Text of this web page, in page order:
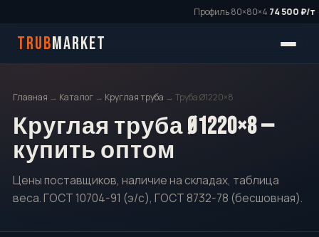
Профиль 80×80×474 500 ₽/т·
TRUBMARKET
Главная → Каталог → Круглая труба → Труба Ø1220×8
Круглая труба Ø1220×8 —
купить оптом
Цены поставщиков, наличие на складах, таблица
веса. ГОСТ 10704-91 (э/с), ГОСТ 8732-78 (бесшовная).